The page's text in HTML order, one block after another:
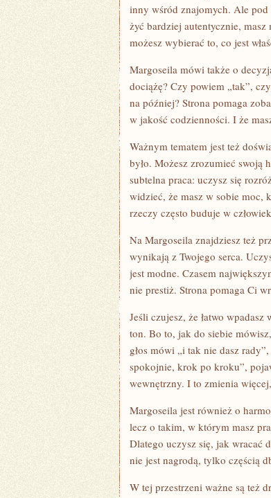
inny wśród znajomych. Ale
żyć bardziej autentycznie,
możesz wybierać to, co jest
Margoseila mówi także o
dociążę? Czy powiem „tak”,
na później? Strona pomaga
w jakość codzienności. I że
Ważnym tematem jest też
było. Możesz zrozumieć swoją
subtelna praca: uczysz się
widzieć, że masz w sobie moc,
rzeczy często buduje w
Na Margoseila znajdziesz też
wynikają z Twojego serca.
jest modne. Czasem
nie prestiż. Strona pomaga Ci
Jeśli czujesz, że łatwo
ton. Bo to, jak do siebie
głos mówi „i tak nie dasz
spokojnie, krok po kroku”,
wewnętrzny. I to zmienia
Margoseila jest również o
lecz o takim, w którym masz
Dlatego uczysz się, jak wracać
nie jest nagrodą, tylko częścią
W tej przestrzeni ważne są też